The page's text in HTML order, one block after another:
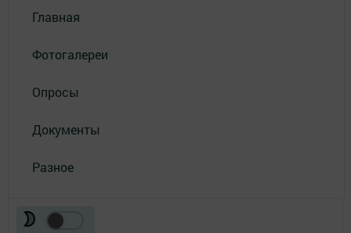
Главная
Фотогалереи
Опросы
Документы
Разное